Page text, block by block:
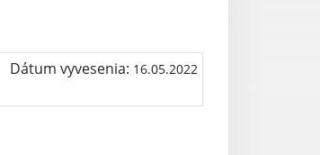
Dátum vyvesenia: 16.05.2022